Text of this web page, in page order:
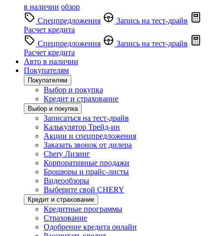
в наличии обзор
Спецпредложения
Запись на тест-драйв
Расчет кредита
Спецпредложения
Запись на тест-драйв
Расчет кредита
Авто в наличии
Покупателям
Покупателям
Выбор и покупка
Кредит и страхование
Выбор и покупка
Записаться на тест-драйв
Калькулятор Трейд-ин
Акции и спецпредложения
Заказать звонок от дилера
Chery Лизинг
Корпоративные продажи
Брошюры и прайс-листы
Видеообзоры
Выберите свой CHERY
Кредит и страхование
Кредитные программы
Страхование
Одобрение кредита онлайн